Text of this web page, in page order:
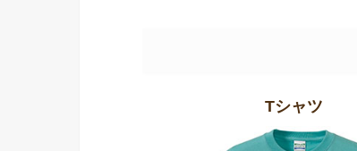
Tシャツ